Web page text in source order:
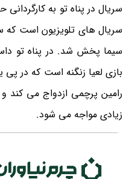
سریال در پناه تو به کارگردانی
سیما پخش شد. در پناه تو
بازی لعیا زنگنه است که در پی
رامین پرچمی ازدواج می
زیادی مواجه می شود.